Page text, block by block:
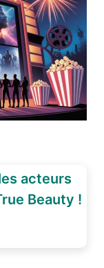
acteurs
Beauty !